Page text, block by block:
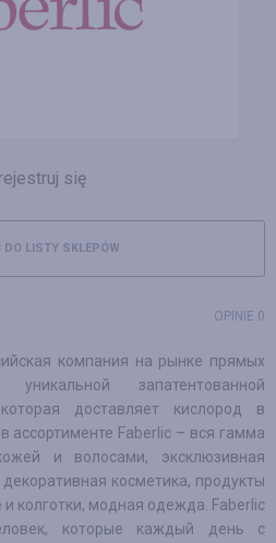
się
DO LISTY SKLEPÓW
OPINIE 0
компания на рынке прямых
запатентованной
доставляет кислород в
ассортименте Faberlic – вся гамма
и волосами, эксклюзивная
косметика, продукты
колготки, модная одежда. Faberlic
которые каждый день с